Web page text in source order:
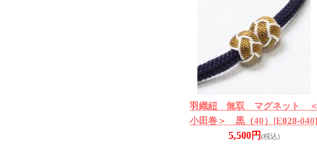
羽織紐 無双 マグネット
小田巻＞ 黒（40） [E028-040]
5,500円(税込)